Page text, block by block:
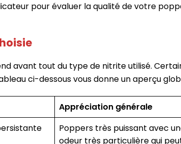
pour évaluer la qualité de votre
avant tout du type de nitrite utilisé.
ci-dessous vous donne un aperçu
Appréciation générale
Poppers très puissant avec
odeur très particulière qui